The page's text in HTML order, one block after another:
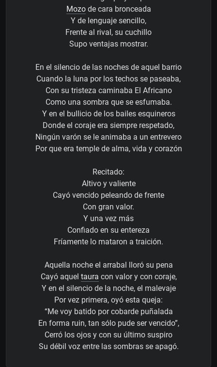
Mozode cara bronceada
Y de lenguaje sencillo,
Frente al rival, su cuchillo
Supo ventajas mostrar.
En el silencio de las noches de aquel barrio
Cuando la luna por los techos se paseaba,
Con su tristeza caminaba El Africano
Como una sombra que se esfumaba.
Y en el bullicio de los bailes esquineros
Donde el coraje era siempre respetado,
Ningún varón se le animaba a un entrevero
Por que era temple de alma, vida y corazón
Recitado:
Altivo y valiente
Cayó vencido peleando de frente
Con gran valor.
Y una vez más
Confiado en su entereza
Fríamente lo mataron a traición.
Aquella noche el arrabal lloró su pena
Cayó aquel taura con valor y con coraje,
Y en el silencio de la noche, el malevaje
Por vez primera, oyó esta queja:
“Me voy batido por cobarde puñalada
En forma ruin, tan sólo pude ser vencido”,
Cerró los ojos y con su último suspiro
Su débil voz entre las sombras se apagó.